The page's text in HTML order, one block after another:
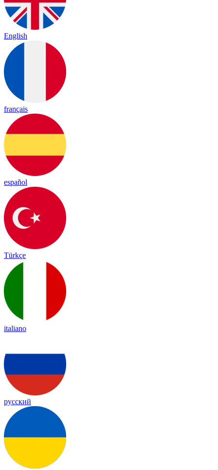
English
français
español
Türkçe
italiano
русский